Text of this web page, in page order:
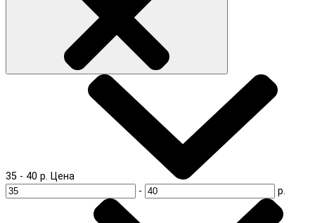
35 - 40 р. Цена
-
р.